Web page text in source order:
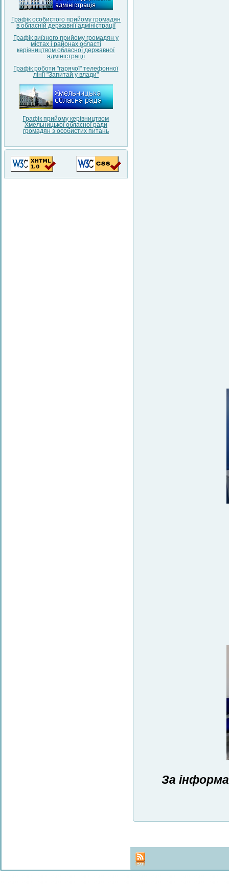
Графік особистого прийому громадян
в обласній державнії адміністрації
Графік виїзного прийому громадян у
містах і районах області
керівництвом обласної державної
адміністрації
Графік роботи "гарячої" телефонної
лінії "Запитай у влади"
Графік прийому керівництвом
Хмельницької обласної ради
громадян з особистих питань
За